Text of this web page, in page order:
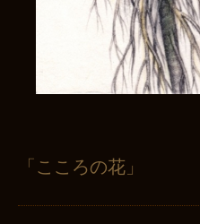
「こころの花」